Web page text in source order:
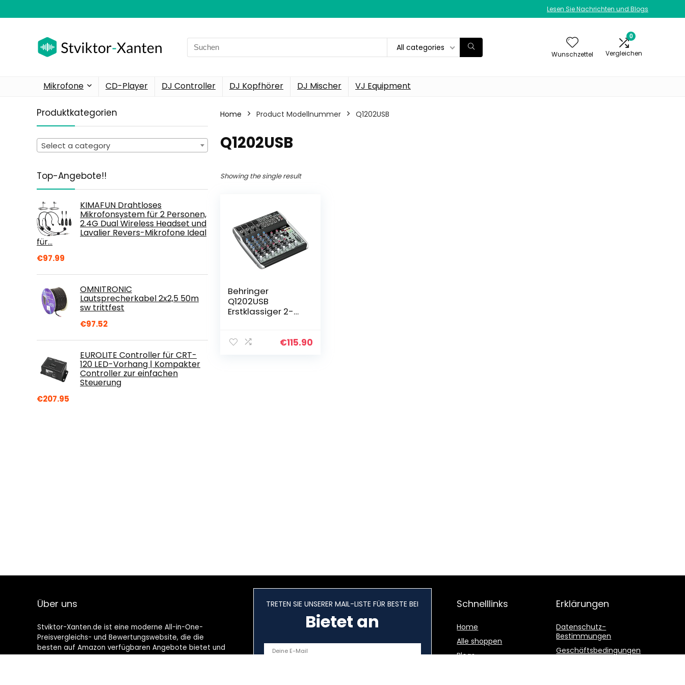
Lesen Sie Nachrichten und Blogs
Search
for:
All categories
Wunschzettel
0
Vergleichen
Mikrofone CD-Player DJ Controller DJ Kopfhörer DJ Mischer VJ Equipment
Produktkategorien
Select a category
Top-Angebote!!
KIMAFUN Drahtloses
Mikrofonsystem für 2 Personen,
2.4G Dual Wireless Headset und
Lavalier Revers-Mikrofone Ideal
für…
€97.99
OMNITRONIC
Lautsprecherkabel 2x2,5 50m
sw trittfest
€97.52
EUROLITE Controller für CRT-
120 LED-Vorhang | Kompakter
Controller zur einfachen
Steuerung
€207.95
Home Product Modellnummer ‎Q1202USB
‎Q1202USB
Showing the single result
Behringer
Q1202USB
Erstklassiger 2-
XENYX-
€115.90
Über uns
Stviktor-Xanten.de ist eine moderne All-in-One-
Preisvergleichs- und Bewertungswebsite, die die
besten auf Amazon verfügbaren Angebote bietet und
Sie durch die neuesten hinzugefügten Blogs auf dem
TRETEN SIE UNSERER MAIL-LISTE FÜR BESTE BEI
Bietet an
Schnelllinks
Home
Alle shoppen
Blogs
Erklärungen
Datenschutz-
Bestimmungen
Geschäftsbedingungen